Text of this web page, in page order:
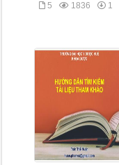
5 1836 1